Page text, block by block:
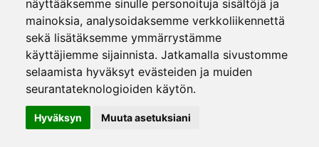
näyttääksemme sinulle personoituja sisältöjä ja
mainoksia, analysoidaksemme verkkoliikennettä
sekä lisätäksemme ymmärrystämme
käyttäjiemme sijainnista. Jatkamalla sivustomme
selaamista hyväksyt evästeiden ja muiden
seurantateknologioiden käytön.
Hyväksyn Muuta asetuksiani